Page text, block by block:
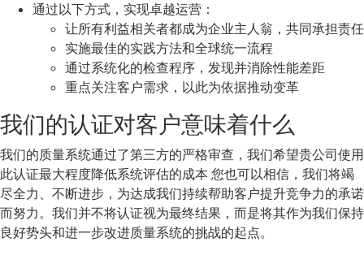
通过以下方式，实现卓越运营：
让所有利益相关者都成为企业主人翁，共同承担责任
实施最佳的实践方法和全球统一流程
通过系统化的检查程序，发现并消除性能差距
重点关注客户需求，以此为依据推动变革
我们的认证对客户意味着什么
我们的质量系统通过了第三方的严格审查，我们希望贵公司使用
此认证最大程度降低系统评估的成本 您也可以相信，我们将竭
尽全力、不断进步，为达成我们持续帮助客户提升竞争力的承诺
而努力。我们并不将认证视为最终结果，而是将其作为我们保持
良好势头和进一步改进质量系统的挑战的起点。